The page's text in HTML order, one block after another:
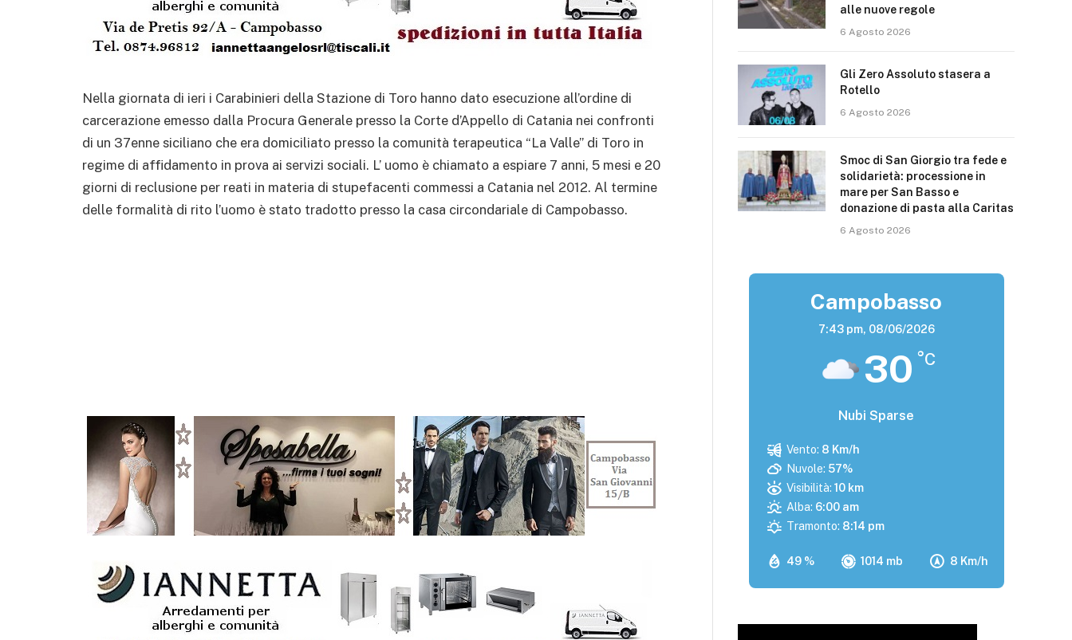
Nella giornata di ieri i Carabinieri della Stazione di Toro hanno dato esecuzione all’ordine di
carcerazione emesso dalla Procura Generale presso la Corte d’Appello di Catania nei confronti
di un 37enne siciliano che era domiciliato presso la comunità terapeutica “La Valle” di Toro in
regime di affidamento in prova ai servizi sociali. L’ uomo è chiamato a espiare 7 anni, 5 mesi e 20
giorni di reclusione per reati in materia di stupefacenti commessi a Catania nel 2012. Al termine
delle formalità di rito l’uomo è stato tradotto presso la casa circondariale di Campobasso.
alle nuove regole
6 Agosto 2026
Gli Zero Assoluto stasera a
Rotello
6 Agosto 2026
Smoc di San Giorgio tra fede e
solidarietà: processione in
mare per San Basso e
donazione di pasta alla Caritas
6 Agosto 2026
Campobasso
7:43 pm, 08/06/2026
30 °C
Nubi Sparse
49 % 1014 mb 8 Km/h
Vento: 8 Km/h
Nuvole: 57%
Visibilità: 10 km
Alba: 6:00 am
Tramonto: 8:14 pm